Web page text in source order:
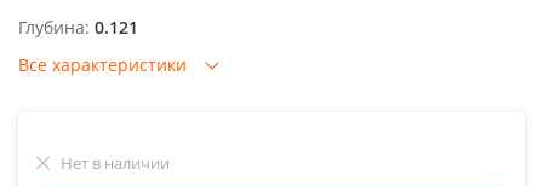
Глубина: 0.121
Все характеристики
Нет в наличии